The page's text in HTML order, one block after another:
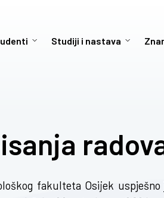
Studiji i nastava
fakulteta Osijek